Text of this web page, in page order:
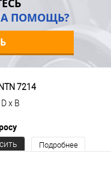
ПОМОЩЬ?
7214
x B
Подробнее